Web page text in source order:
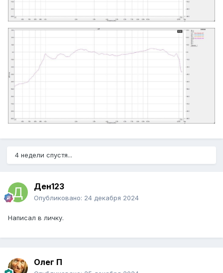
4 недели спустя...
Ден123
Опубликовано: 24 декабря 2024
Написал в личку.
Олег П